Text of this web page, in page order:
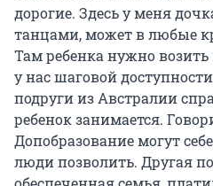
дорогие. Здесь у меня
танцами, может в любые
Там ребенка нужно возить
у нас шаговой
подруги из Австралии
ребенок занимается.
Допобразование могут
люди позволить. Другая